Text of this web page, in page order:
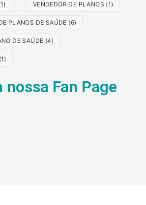
VENDEDOR DE PLANOS (1)
PLANOS DE SAÚDE (6)
DE SAÚDE (4)
(1)
nossa Fan Page